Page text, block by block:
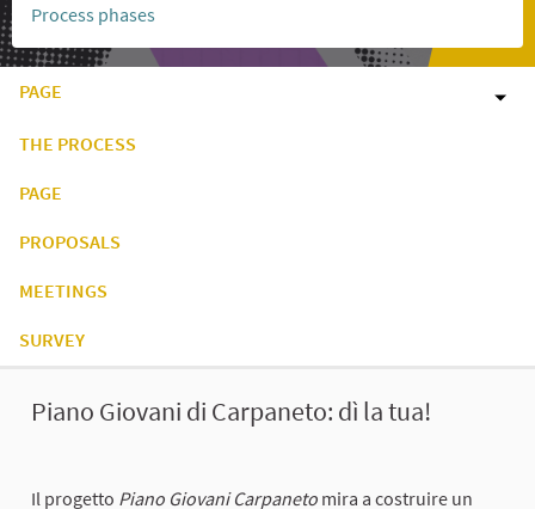
Process phases
PAGE
THE PROCESS
PAGE
PROPOSALS
MEETINGS
SURVEY
Piano Giovani di Carpaneto: dì la tua!
Il progetto Piano Giovani Carpaneto mira a costruire un